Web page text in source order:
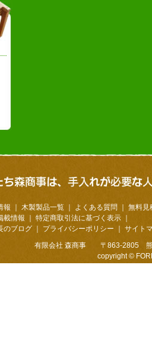
報 木製製品一覧 よくある質問
無料見
載情報 特定商取引法に基づく表示
のブログ プライバシーポリシー
サイト
有限会社 森商事 〒863-2805 熊
copyright ©